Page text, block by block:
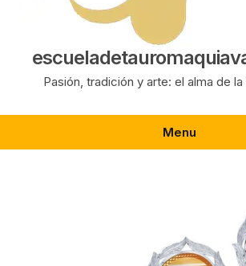
Pasión, tradición y arte: el alma de
Menu